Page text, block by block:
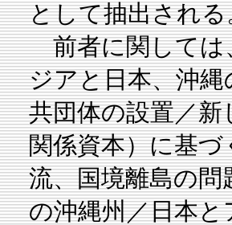
として抽出される
前者に関しては
ジアと日本、沖
共団体の設置／
関係資本）に基づ
流、国境離島の
の沖縄州／日本